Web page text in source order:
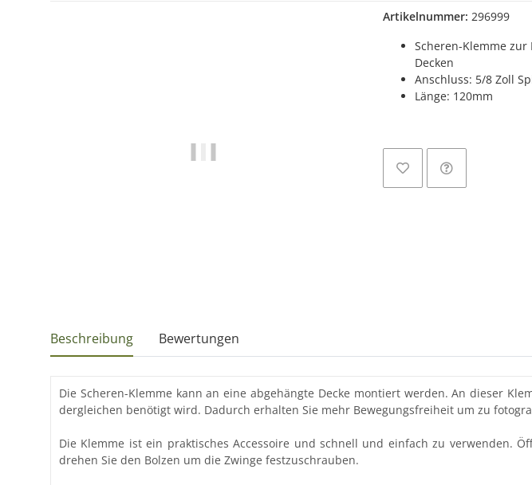
Artikelnummer: 296999
Scheren-Klemme
Decken
Anschluss: 5/8 Zoll
Länge: 120mm
Beschreibung Bewertungen
Die Scheren-Klemme kann an eine abgehängte Decke montiert werden. An dieser
dergleichen benötigt wird. Dadurch erhalten Sie mehr Bewegungsfreiheit um zu
Die Klemme ist ein praktisches Accessoire und schnell und einfach zu verwenden.
drehen Sie den Bolzen um die Zwinge festzuschrauben.